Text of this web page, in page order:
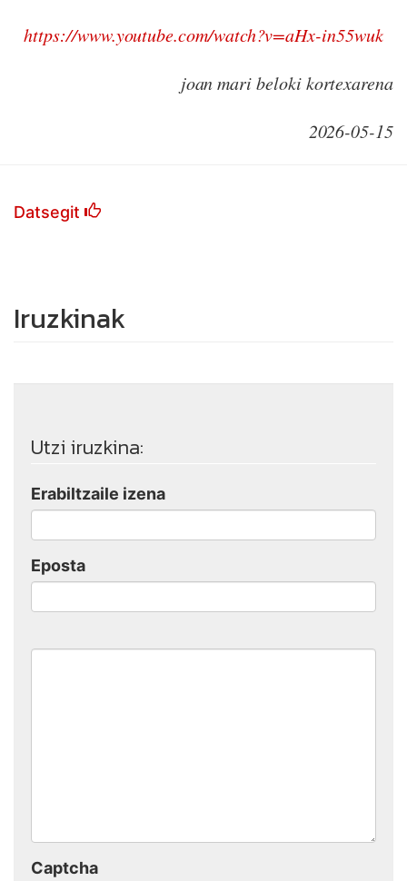
https://www.youtube.com/watch?v=aHx-in55wuk
joan mari beloki kortexarena
2026-05-15
Datsegit
Iruzkinak
Utzi iruzkina:
Erabiltzaile izena
Eposta
Captcha